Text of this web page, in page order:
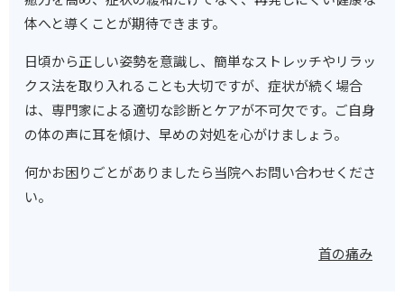
体へと導くことが期待できます。
日頃から正しい姿勢を意識し、簡単なストレッチやリラッ
クス法を取り入れることも大切ですが、症状が続く場合
は、専門家による適切な診断とケアが不可欠です。ご自身
の体の声に耳を傾け、早めの対処を心がけましょう。
何かお困りごとがありましたら当院へお問い合わせくださ
い。
首の痛み